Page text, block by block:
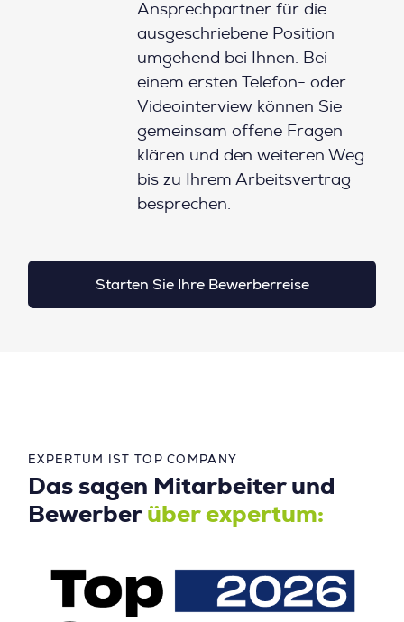
Ansprechpartner für die
ausgeschriebene Position
umgehend bei Ihnen. Bei
einem ersten Telefon- oder
Videointerview können Sie
gemeinsam offene Fragen
klären und den weiteren Weg
bis zu Ihrem Arbeitsvertrag
besprechen.
Starten Sie Ihre Bewerberreise
EXPERTUM IST TOP COMPANY
Das sagen Mitarbeiter und
Bewerber über expertum: